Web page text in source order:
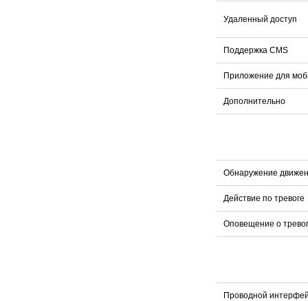
Удаленный доступ
Поддержка CMS
Приложение для
Дополнительно
Обнаружение
Действие по тревоге
Оповещение о
Проводной